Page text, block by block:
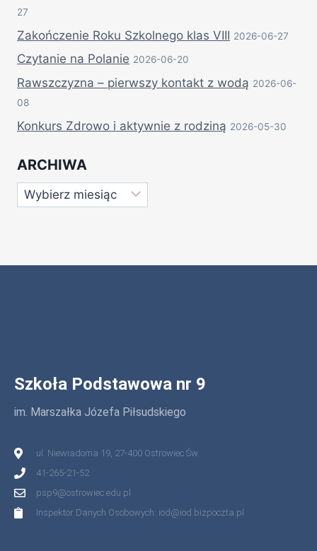
27
Zakończenie Roku Szkolnego klas VIII 2026-06-27
Czytanie na Polanie 2026-06-20
Rawszczyzna – pierwszy kontakt z wodą 2026-06-
08
Konkurs Zdrowo i aktywnie z rodziną 2026-05-30
ARCHIWA
Szkoła Podstawowa nr 9
im. Marszałka Józefa Piłsudskiego
ul. Niewiadoma 19, 27-400 Ostrowiec Św.
41-265-21-52
psp9@ostrowiec.edu.pl
Inspektor Danych Osobowych: iod@iod.bizpoczta.pl